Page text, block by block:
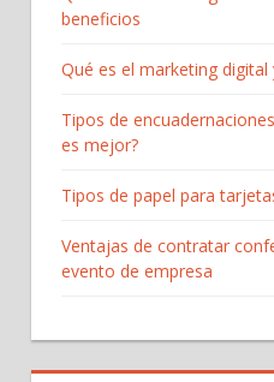
beneficios
Qué es el marketing
Tipos de
es mejor?
Tipos de papel para
Ventajas de contratar
evento de empresa